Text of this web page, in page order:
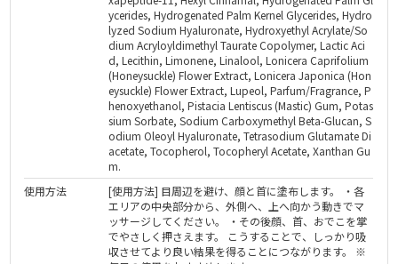
ycerides, Hydrogenated Palm Kernel Glycerides, Hydro
lyzed Sodium Hyaluronate, Hydroxyethyl Acrylate/So
dium Acryloyldimethyl Taurate Copolymer, Lactic Aci
d, Lecithin, Limonene, Linalool, Lonicera Caprifolium
(Honeysuckle) Flower Extract, Lonicera Japonica (Hon
eysuckle) Flower Extract, Lupeol, Parfum/Fragrance, P
henoxyethanol, Pistacia Lentiscus (Mastic) Gum, Potas
sium Sorbate, Sodium Carboxymethyl Beta-Glucan, S
odium Oleoyl Hyaluronate, Tetrasodium Glutamate Di
acetate, Tocopherol, Tocopheryl Acetate, Xanthan Gu
m.
使用方法
[使用方法] 目周辺を避け、顔と首に塗布します。 ・各
エリアの中央部分から、外側へ、上へ向かう動きでマ
ッサージしてください。 ・その後顔、首、おでこを掌
でやさしく押さえます。 こうすることで、しっかり吸
収させてより良い結果を得ることにつながります。 ※